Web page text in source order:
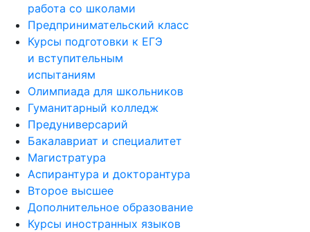
работа со школами
Предпринимательский класс
Курсы подготовки к ЕГЭ
и вступительным
испытаниям
Олимпиада для школьников
Гуманитарный колледж
Предуниверсарий
Бакалавриат и специалитет
Магистратура
Аспирантура и докторантура
Второе высшее
Дополнительное образование
Курсы иностранных языков